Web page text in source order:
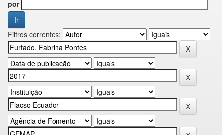
por
Filtros correntes: